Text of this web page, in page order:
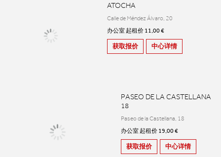
ATOCHA
Calle de Méndez Álvaro, 20
办公室 起租价 11,00 €
获取报价 中心详情
PASEO DE LA CASTELLANA
18
Paseo de la Castellana, 18
办公室 起租价 19,00 €
获取报价 中心详情